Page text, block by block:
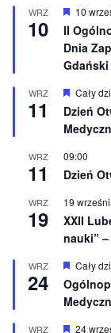
WRZ
10
W
y
r
ó
ż
n
o
n
e
10
II
Dnia
Gdański
WRZ
11
W
y
r
ó
n
o
e
Cały
Dzień
WRZ
11
09:00
Dzień
WRZ
19
19
XXII
nauki”
WRZ
24
W
r
ó
n
Cały
WRZ
W
24